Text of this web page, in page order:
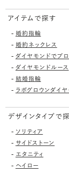
アイテムで探す
- 婚約指輪
- 婚約ネックレス
- ダイヤモンドでプ
- ダイヤモンドルース
- 結婚指輪
- ラボグロウンダイヤ
デザインタイプで
- ソリティア
- サイドストーン
- エタニティ
- ヘイロー